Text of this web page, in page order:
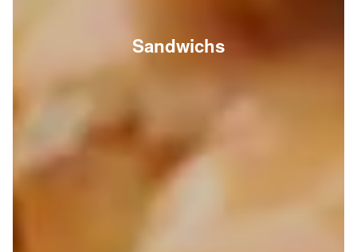
Sandwichs